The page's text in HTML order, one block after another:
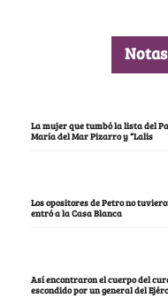
La mujer que tumbó la lista del
María del Mar Pizarro y “Lalis
Los opositores de Petro no
entró a la Casa Blanca
Así encontraron el cuerpo del
escondido por un general del